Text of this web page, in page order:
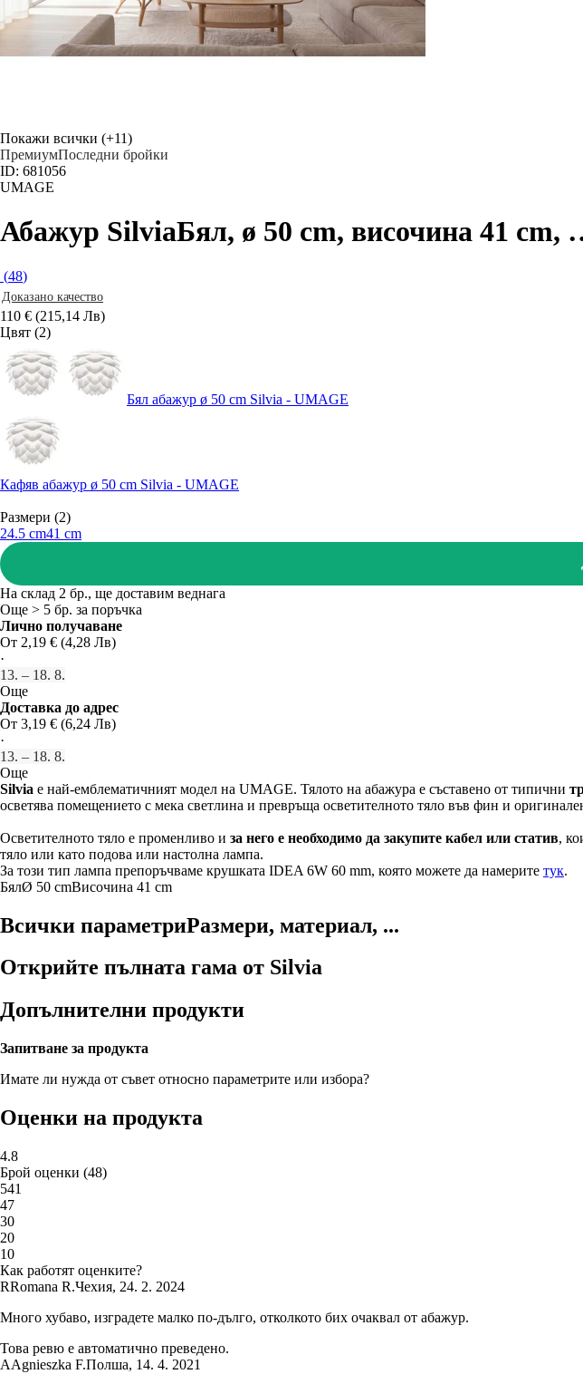
Покажи всички (+11)
ПремиумПоследни бройки
ID: 681056
UMAGE
Абажур SilviaБял, ø 50 cm, височина 41 cm,
(48)
Доказано качество
110 € (215,14 Лв)
Цвят (2)
Бял абажур ø 50 cm Silvia - UMAGE
Кафяв абажур ø 50 cm Silvia - UMAGE
Размери (2)
24.5 cm41 cm
На склад 2 бр., ще доставим веднага
Още > 5 бр. за поръчка
Лично получаване
От 2,19 € (4,28 Лв)
·
13. – 18. 8.
Още
Доставка до адрес
От 3,19 € (6,24 Лв)
·
13. – 18. 8.
Още
Silvia е най-емблематичният модел на UMAGE. Тялото на абажура е съставено от типични
осветява помещението с мека светлина и превръща осветителното тяло във фин и
Осветителното тяло е променливо и за него е необходимо да закупите кабел или статив,
тяло или като подова или настолна лампа.
За този тип лампа препоръчваме крушката IDEA 6W 60 mm, която можете да намерите тук.
БялØ 50 cmВисочина 41 cm
Всички параметриРазмери, материал, ...
Открийте пълната гама от Silvia
Допълнителни продукти
Запитване за продукта
Имате ли нужда от съвет относно параметрите или избора?
Оценки на продукта
4.8
Брой оценки (48)
541
47
30
20
10
Как работят оценките?
RRomana R.Чехия, 24. 2. 2024
Много хубаво, изградете малко по-дълго, отколкото бих очаквал от абажур.
Това ревю е автоматично преведено.
AAgnieszka F.Полша, 14. 4. 2021